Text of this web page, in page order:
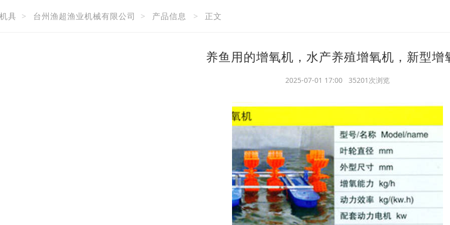
具 > 台州渔超渔业机械有限公司 > 产品信息 > 正文
养鱼用的增氧机，水产养殖增氧机，新型增
2025-07-01 17:00 35201次浏览